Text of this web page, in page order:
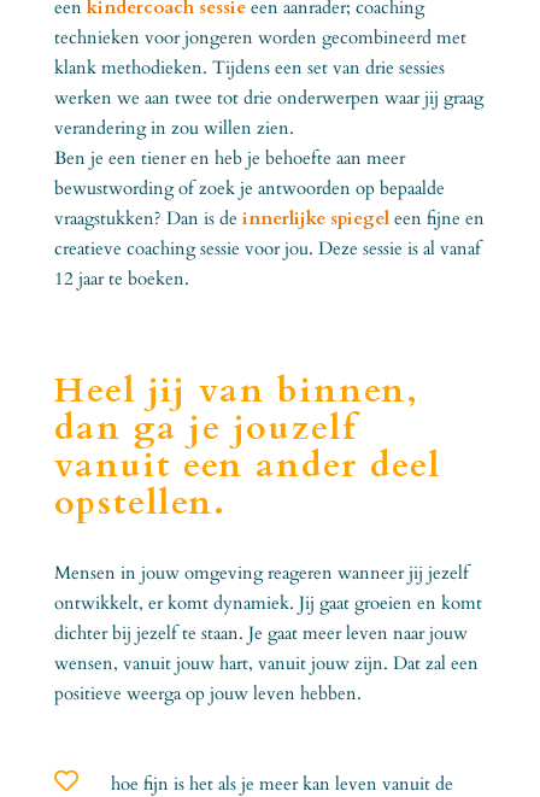
een kindercoach sessieeen aanrader; coaching
technieken voor jongeren worden gecombineerd met
klank methodieken. Tijdens een set van drie sessies
werken we aan twee tot drie onderwerpen waar jij graag
verandering in zou willen zien.
Ben je een tiener en heb je behoefte aan meer
bewustwording of zoek je antwoorden op bepaalde
vraagstukken? Dan is de innerlijke spiegeleen fijne en
creatieve coaching sessie voor jou. Deze sessie is al vanaf
12 jaar te boeken.
Heel jij van binnen,
dan ga je jouzelf
vanuit een ander deel
opstellen.
Mensen in jouw omgeving reageren wanneer jij jezelf
ontwikkelt, er komt dynamiek. Jij gaat groeien en komt
dichter bij jezelf te staan. Je gaat meer leven naar jouw
wensen, vanuit jouw hart, vanuit jouw zijn. Dat zal een
positieve weerga op jouw leven hebben.

hoe fijn is het als je meer kan leven vanuit de